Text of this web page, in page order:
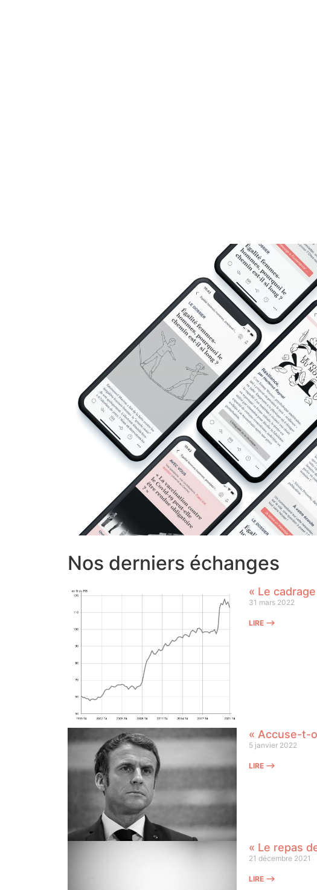
Nos derniers échanges
« Le
31 mars 2022
LIRE ⟶
« Accuse-t-
5 janvier 2022
LIRE ⟶
« Le repas
21 décembre 2021
LIRE ⟶